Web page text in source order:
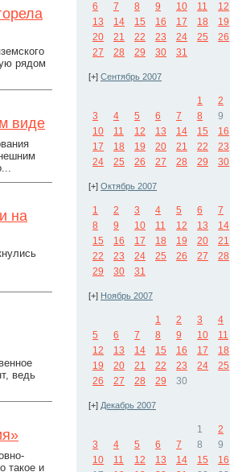
рядом
виде
на
ведь
такое и
6
7 8 9 10 11
12
13
14 15 16 17 18
19
20
21 22 23 24 25
26
27
28 29 30 31
[+] Сентябрь 2007
1
2
3
4 5 6 7 8
9
10
11 12 13 14 15
16
17
18 19 20 21 22
23
24
25 26 27 28 29 30
[+] Октябрь 2007
1 2 3 4 5 6
7
8
9 10 11 12 13
14
15
16 17 18 19 20
21
22
23 24 25 26 27
28
29
30 31
[+] Ноябрь 2007
1 2 3
4
5
6 7 8 9 10
11
12
13 14 15 16 17
18
19
20 21 22 23 24
25
26
27 28 29 30
[+] Декабрь 2007
1
2
3
4 5 6 7 8
9
10
11 12 13 14 15
16